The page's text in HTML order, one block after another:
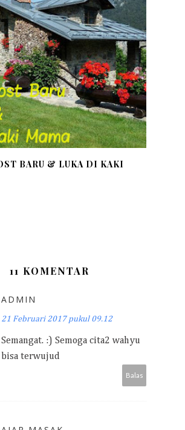
BARU & LUKA DI KAKI
11 KOMENTAR
ADMIN
21 Februari 2017 pukul 09.12
Semangat. :) Semoga cita2 wahyu
bisa terwujud
Balas